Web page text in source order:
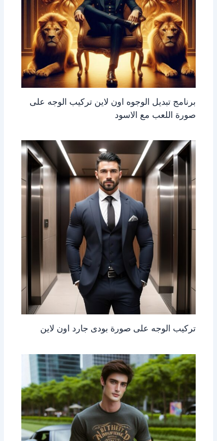
برنامج تبديل الوجوه اون لاين تركيب الوجه على
صورة اللعب مع الاسود
تركيب الوجه على صورة بودى جارد اون لاين